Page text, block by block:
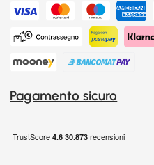
Pagamento sicuro